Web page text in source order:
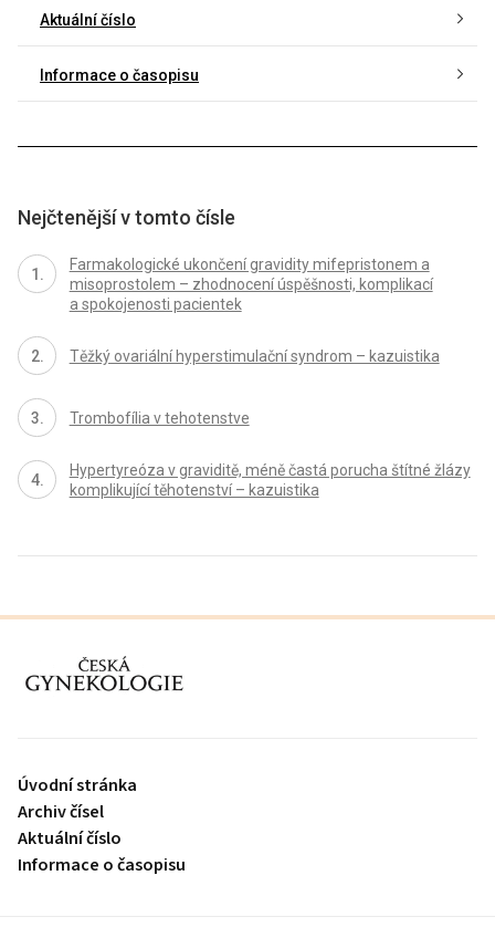
Aktuální číslo
Informace o časopisu
Nejčtenější v tomto čísle
Farmakologické ukončení gravidity mifepristonem a
misoprostolem – zhodnocení úspěšnosti, komplikací
a spokojenosti pacientek
Těžký ovariální hyperstimulační syndrom – kazuistika
Trombofília v tehotenstve
Hypertyreóza v graviditě, méně častá porucha štítné žlázy
komplikující těhotenství – kazuistika
proLékaře.cz
Úvodní stránka
Archiv čísel
Aktuální číslo
Informace o časopisu